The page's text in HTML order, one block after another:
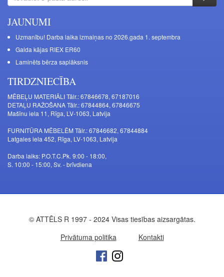
JAUNUMI
Uzmanību! Darba laika izmaiņas no 2026.gada 1. septembra
Galda kājas RIEX ER60
Laminēts bērza saplāksnis
TIRDZNIECĪBA
MĒBEĻU MATERIĀLI Tālr.: 67846678, 67187016
DETAĻU RAŽOŠANA Tālr.: 67844864, 67846675
Mašīnu iela 11, Rīga, LV-1063, Latvija
FURNITŪRA MĒBELĒM Tālr.: 67846682, 67844884
Latgales iela 452, Rīga, LV-1063, Latvija
Darba laiks: P.O.T.C.Pk. 9:00 - 18:00,
S. 10:00 - 15:00, Sv. - brīvdiena
© ATTĒLS R 1997 - 2024 Visas tiesības aizsargātas.
Privātuma politika
Kontakti